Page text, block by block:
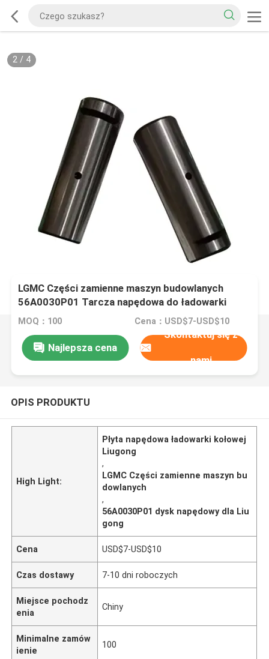
2/ 4
LGMC Części zamienne maszyn budowlanych
56A0030P01 Tarcza napędowa do ładowarki
kołowej Liugong
MOQ：100 Cena：USD$7-USD$10
Najlepsza cena
Skontaktuj się z
nami
OPIS PRODUKTU
High Light:
Płyta napędowa ładowarki kołowej
Liugong
,
LGMC Części zamienne maszyn bu
dowlanych
,
56A0030P01 dysk napędowy dla Liu
gong
Cena USD$7-USD$10
Czas dostawy 7-10 dni roboczych
Miejsce pochodz
enia
Chiny
Minimalne zamów
ienie
100